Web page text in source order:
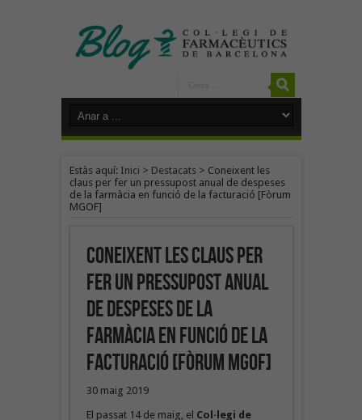
Estàs aquí: Inici > Destacats> Coneixent les
claus per fer un pressupost anual de despeses
de la farmàcia en funció de la facturació [Fòrum
MGOF]
Coneixent les claus per
fer un pressupost anual
de despeses de la
farmàcia en funció de la
facturació [Fòrum MGOF]
30 maig 2019
El passat 14 de maig, el Col·legi de